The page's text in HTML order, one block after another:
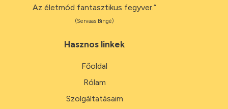
Az életmód fantasztikus fegyver.”
(Servaas Bingé)
Hasznos linkek
Főoldal
Rólam
Szolgáltatásaim